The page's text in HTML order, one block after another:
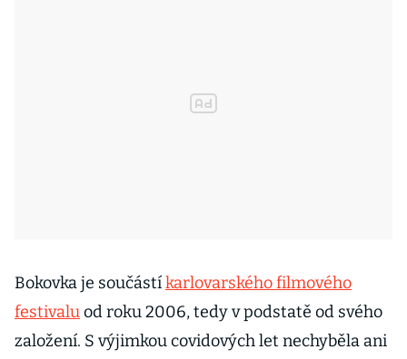
Bokovka je součástíkarlovarského filmového
festivaluod roku 2006, tedy v podstatě od svého
založení. S výjimkou covidových let nechyběla ani